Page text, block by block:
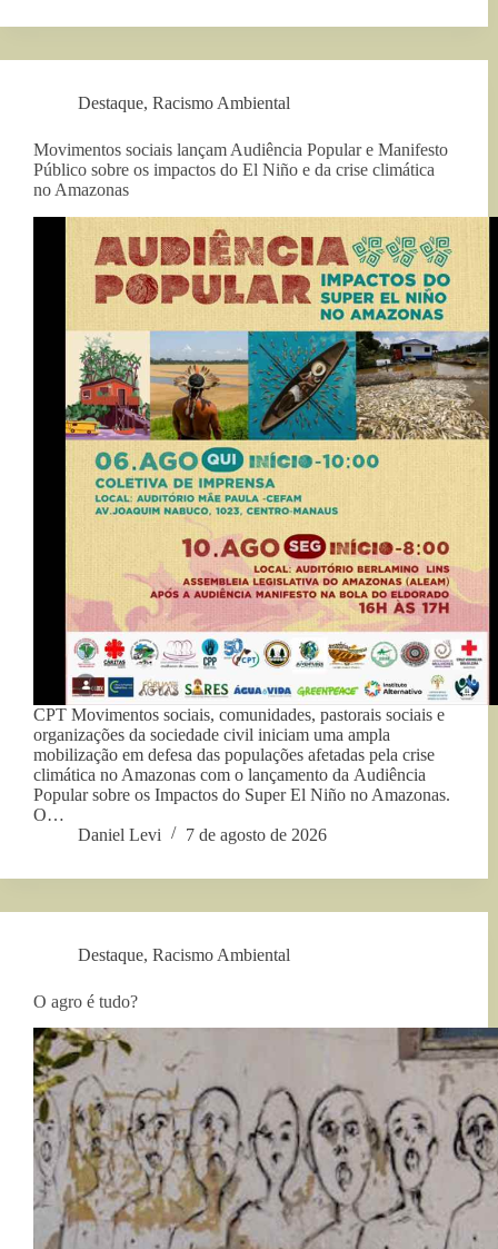
Destaque, Racismo Ambiental
Movimentos sociais lançam Audiência Popular e Manifesto
Público sobre os impactos do El Niño e da crise climática
no Amazonas
CPT Movimentos sociais, comunidades, pastorais sociais e
organizações da sociedade civil iniciam uma ampla
mobilização em defesa das populações afetadas pela crise
climática no Amazonas com o lançamento da Audiência
Popular sobre os Impactos do Super El Niño no Amazonas.
O…
Daniel Levi
7 de agosto de 2026
Destaque, Racismo Ambiental
O agro é tudo?